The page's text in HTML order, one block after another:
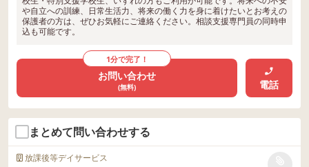
や自立への訓練、日常生活力、将来の働く力を身に着けたいとお考えの
保護者の方は、ぜひお気軽にご連絡ください。相談支援専門員の同時申
込も可能です。
1分で完了！
お問い合わせ
(無料) 電話
まとめて問い合わせする
放課後等デイサービス